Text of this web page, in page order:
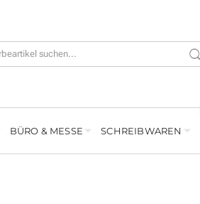
BÜRO & MESSE SCHREIBWAREN